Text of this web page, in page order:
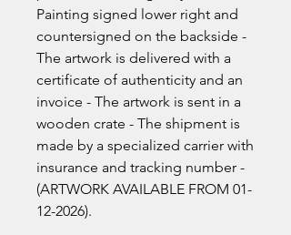
Painting signed lower right and
countersigned on the backside -
The artwork is delivered with a
certificate of authenticity and an
invoice - The artwork is sent in a
wooden crate - The shipment is
made by a specialized carrier with
insurance and tracking number -
(ARTWORK AVAILABLE FROM 01-
12-2026).